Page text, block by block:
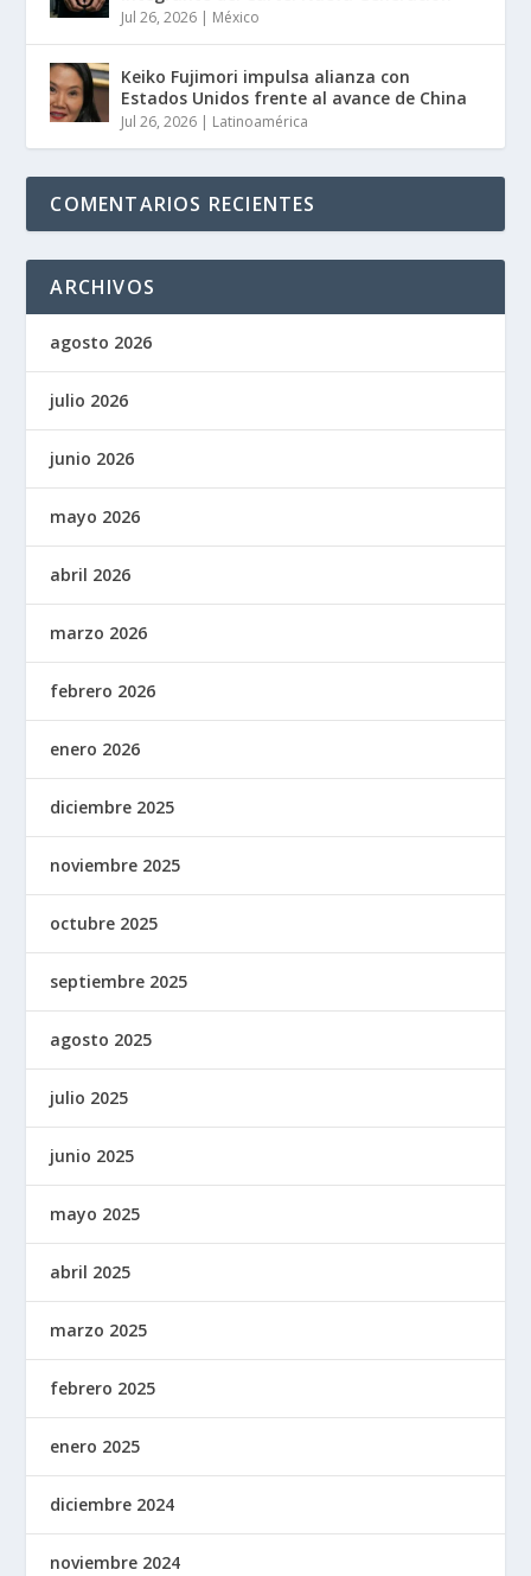
Jul 26, 2026 | México
Keiko Fujimori impulsa alianza con
Estados Unidos frente al avance de China
Jul 26, 2026 | Latinoamérica
COMENTARIOS RECIENTES
ARCHIVOS
agosto 2026
julio 2026
junio 2026
mayo 2026
abril 2026
marzo 2026
febrero 2026
enero 2026
diciembre 2025
noviembre 2025
octubre 2025
septiembre 2025
agosto 2025
julio 2025
junio 2025
mayo 2025
abril 2025
marzo 2025
febrero 2025
enero 2025
diciembre 2024
noviembre 2024